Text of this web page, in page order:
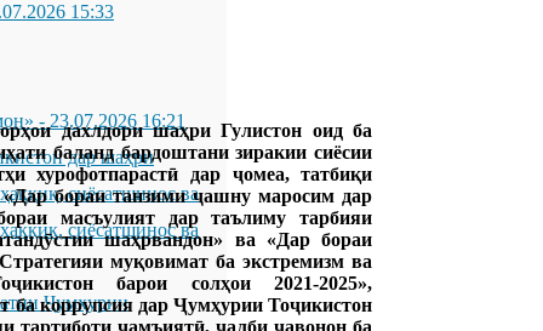
15:33
- 23.07.2026 16:21
дар шаҳри
сиёсатшинос ва
сиёсатшинос ва
Ҷумҳурии
дахлдори шаҳри Гулистон оид ба
баланд бардоштани зиракии сиёсии
хурофотпарастӣ дар ҷомеа, татбиқи
бораи танзими ҷашну маросим дар
масъулият дар таълиму тарбияи
шаҳрвандон» ва «Дар бораи
муқовимат ба экстремизм ва
барои солҳои 2021-2025»,
ба коррупсия дар Ҷумҳурии Тоҷикистон
тартиботи ҷамъиятӣ, ҷалби ҷавонон ба